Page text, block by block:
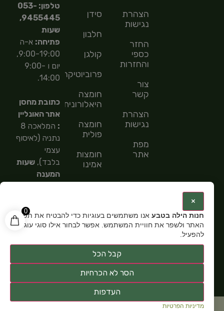
0
הצהרת
נגישות
החזר
כספי
והחזרות
צור
קשר
הצהרת
נגישות
מפת
אתר
סידן
חלבון
קולגן
פרוביוטיקה
חומצה
היאלורונית
חומצה
פולית
חומצות
אמינו
חומצות
טלפון: 053-
9455445,
שעות
פתיחה: א-ה
9:00-19:00,
יום ו 9:00-
14:00.
כתובת מחסן
אתר האונליין
:
המלאכה 8
נתניה (לאיסוף
עצמי
בלבד),שעות
המענה
מספר
טלפון: 054-
פתיחה:א-ה
×
חנות הילה בטבע אנו משתמשים בעוגיות כדי להבטיח את תפקוד
האתר ולשפר את חוויית המשתמש. אפשר לבחור אילו סוגי עוגיות
להפעיל.
קבל הכל
הסר לא הכרחיות
העדפות
מדיניות הפרטיות